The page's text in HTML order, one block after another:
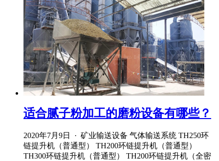
适合腻子粉加工的磨粉设备有哪些？
2020年7月9日 · 矿业输送设备 气体输送系统 TH250环
链提升机（普通型） TH200环链提升机（普通型）
TH300环链提升机（普通型） TH200环链提升机（全密